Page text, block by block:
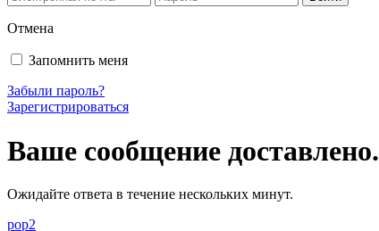
Отмена
Запомнить меня
Забыли пароль?
Зарегистрироваться
Ваше сообщение доставлено.
Ожидайте ответа в течение нескольких минут.
pop2